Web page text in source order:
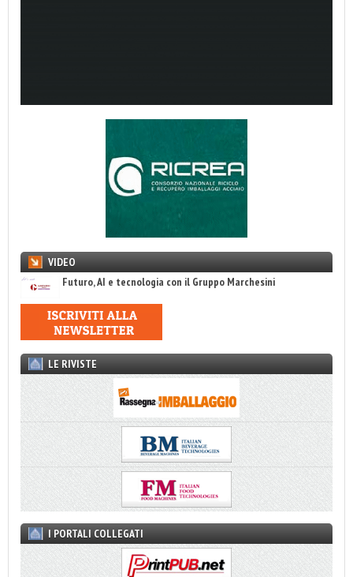
VIDEO
Futuro, AI e tecnologia con il Gruppo Marchesini
LE RIVISTE
I PORTALI COLLEGATI